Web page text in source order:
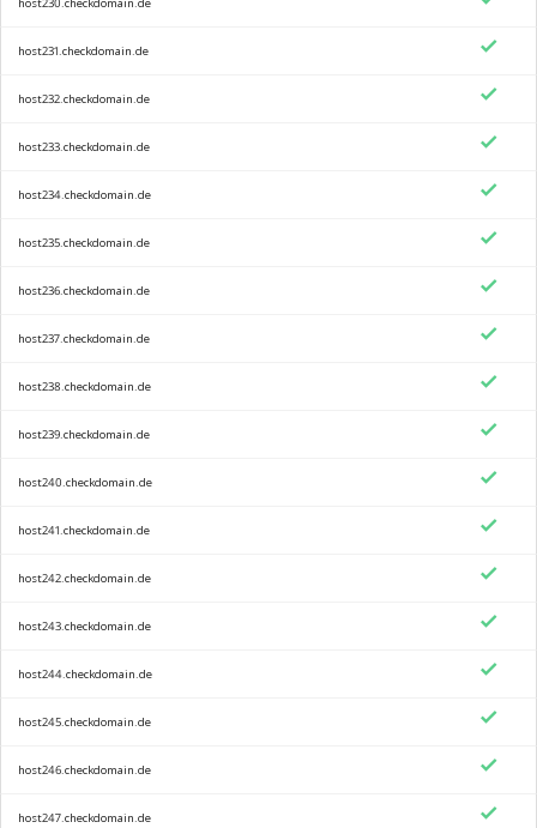
host231.checkdomain.de
host232.checkdomain.de
host233.checkdomain.de
host234.checkdomain.de
host235.checkdomain.de
host236.checkdomain.de
host237.checkdomain.de
host238.checkdomain.de
host239.checkdomain.de
host240.checkdomain.de
host241.checkdomain.de
host242.checkdomain.de
host243.checkdomain.de
host244.checkdomain.de
host245.checkdomain.de
host246.checkdomain.de
host247.checkdomain.de